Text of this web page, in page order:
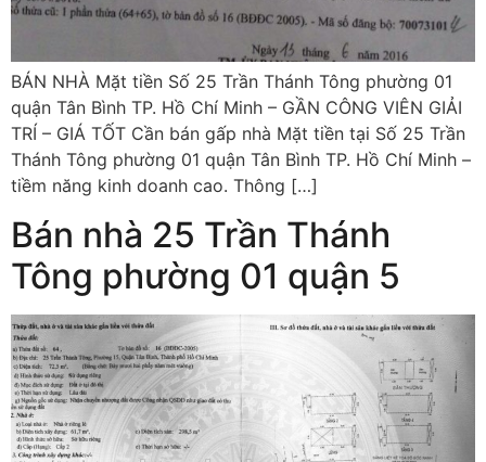
BÁN NHÀ Mặt tiền Số 25 Trần Thánh Tông phường 01
quận Tân Bình TP. Hồ Chí Minh – GẦN CÔNG VIÊN GIẢI
TRÍ – GIÁ TỐT Cần bán gấp nhà Mặt tiền tại Số 25 Trần
Thánh Tông phường 01 quận Tân Bình TP. Hồ Chí Minh –
tiềm năng kinh doanh cao. Thông […]
Bán nhà 25 Trần Thánh
Tông phường 01 quận 5